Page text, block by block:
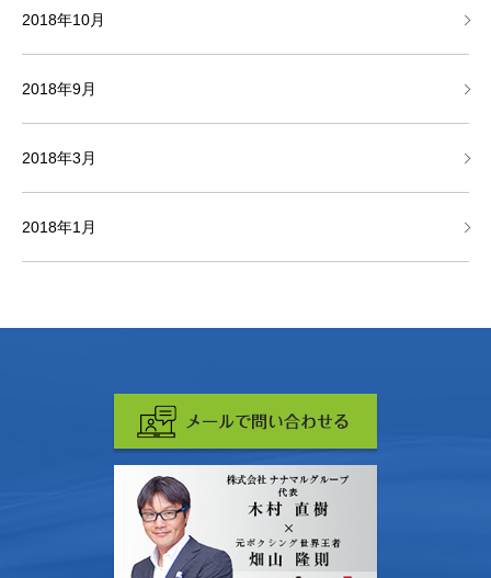
2018年10月
2018年9月
2018年3月
2018年1月